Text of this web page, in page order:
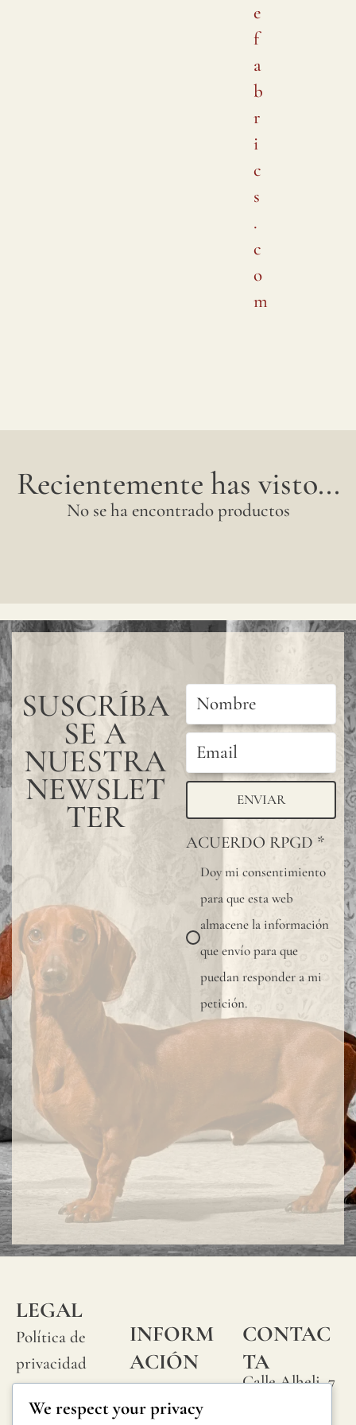
e
f
a
b
r
i
c
s
.
c
o
m
Recientemente has visto...
No se ha encontrado productos
SUSCRÍBA
SE A
NUESTRA
NEWSLET
TER ENVIAR
ACUERDO RPGD *
Doy mi consentimiento
para que esta web
almacene la información
que envío para que
puedan responder a mi
petición.
LEGAL
Política de
privacidad
Política de
INFORM
ACIÓN
Preguntas
frecuentes
CONTAC
TA
Calle Alheli, 7
We respect your privacy